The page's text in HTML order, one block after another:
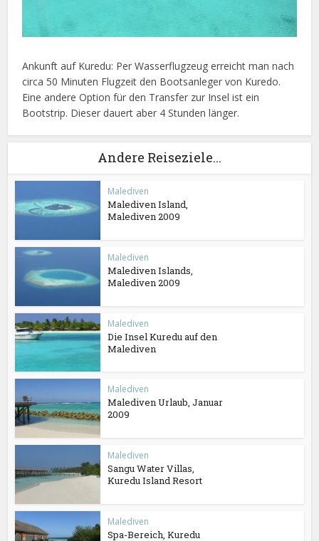
Ankunft auf Kuredu: Per Wasserflugzeug erreicht man nach
circa 50 Minuten Flugzeit den Bootsanleger von Kuredo.
Eine andere Option für den Transfer zur Insel ist ein
Bootstrip. Dieser dauert aber 4 Stunden länger.
Andere Reiseziele...
Malediven
Malediven Island,
Malediven 2009
Malediven
Malediven Islands,
Malediven 2009
Malediven
Die Insel Kuredu auf den
Malediven
Malediven
Malediven Urlaub, Januar
2009
Malediven
Sangu Water Villas,
Kuredu Island Resort
Malediven
Spa-Bereich, Kuredu